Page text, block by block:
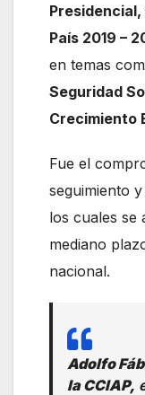
Presidencial,
País 2019 –
en temas
Seguridad
Crecimiento
Fue el
seguimiento
los cuales se
mediano
nacional.
Adolfo
la CCIAP,